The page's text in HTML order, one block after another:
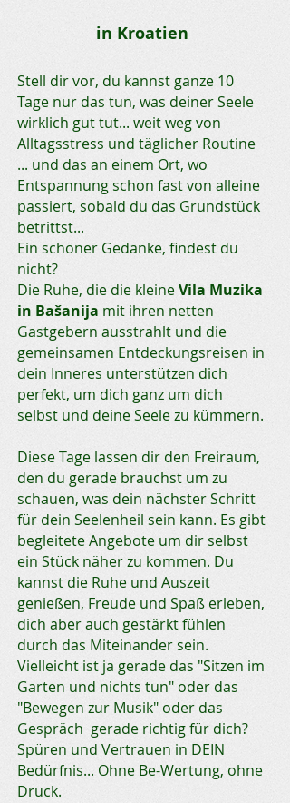
in Kroatien
Stell dir vor, du kannst ganze 10
Tage nur das tun, was deiner Seele
wirklich gut tut... weit weg von
Alltagsstress und täglicher Routine
... und das an einem Ort, wo
Entspannung schon fast von alleine
passiert, sobald du das Grundstück
betrittst...
Ein schöner Gedanke, findest du
nicht?
Die Ruhe, die die kleineVila Muzika
in Bašanija mit ihren netten
Gastgebern ausstrahlt und die
gemeinsamen Entdeckungsreisen in
dein Inneres unterstützen dich
perfekt, um dich ganz um dich
selbst und deine Seele zu kümmern.
Diese Tage lassen dir den Freiraum,
den du gerade brauchst um zu
schauen, was dein nächster Schritt
für dein Seelenheil sein kann. Es gibt
begleitete Angebote um dir selbst
ein Stück näher zu kommen. Du
kannst die Ruhe und Auszeit
genießen, Freude und Spaß erleben,
dich aber auch gestärkt fühlen
durch das Miteinander sein.
Vielleicht ist ja gerade das "Sitzen im
Garten und nichts tun" oder das
"Bewegen zur Musik" oder das
Gespräch gerade richtig für dich?
Spüren und Vertrauen in DEIN
Bedürfnis... Ohne Be-Wertung, ohne
Druck.